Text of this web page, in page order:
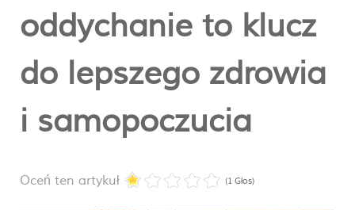
oddychanie to klucz
do lepszego zdrowia
i samopoczucia
Oceń ten artykuł (1 Głos)